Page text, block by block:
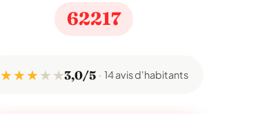
62217
★ ★ ★★ ★3,0/5 14 avis d'habitants